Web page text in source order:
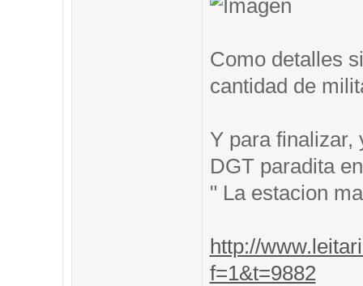
Como detalles
cantidad de
Y para finalizar,
DGT paradita
" La estacion
http://
f=1&t=9882